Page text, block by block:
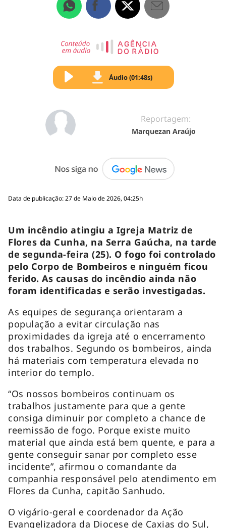
Áudio (01:48s)
Reportagem:
Marquezan Araújo
Data de publicação: 27 de Maio de 2026, 04:25h
Um incêndio atingiu a Igreja Matriz de
Flores da Cunha, na Serra Gaúcha, na tarde
de segunda-feira (25). O fogo foi controlado
pelo Corpo de Bombeiros e ninguém ficou
ferido. As causas do incêndio ainda não
foram identificadas e serão investigadas.
As equipes de segurança orientaram a
população a evitar circulação nas
proximidades da igreja até o encerramento
dos trabalhos. Segundo os bombeiros, ainda
há materiais com temperatura elevada no
interior do templo.
“Os nossos bombeiros continuam os
trabalhos justamente para que a gente
consiga diminuir por completo a chance de
reemissão de fogo. Porque existe muito
material que ainda está bem quente, e para a
gente conseguir sanar por completo esse
incidente”, afirmou o comandante da
companhia responsável pelo atendimento em
Flores da Cunha, capitão Sanhudo.
O vigário-geral e coordenador da Ação
Evangelizadora da Diocese de Caxias do Sul,